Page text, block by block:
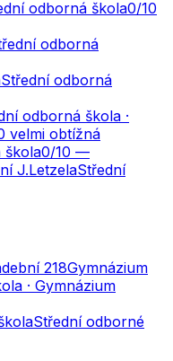
odborná škola0/10
odborná
Střední odborná
odborná škola ·
velmi obtížná
škola0/10 —
J.LetzelaStřední
218Gymnázium
· Gymnázium
Střední odborné